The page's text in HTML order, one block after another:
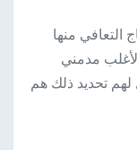
التعافي منها
مدمني
لهم تحديد ذلك هم